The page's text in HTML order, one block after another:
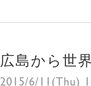
広島から世
2015/6/11(Thu)